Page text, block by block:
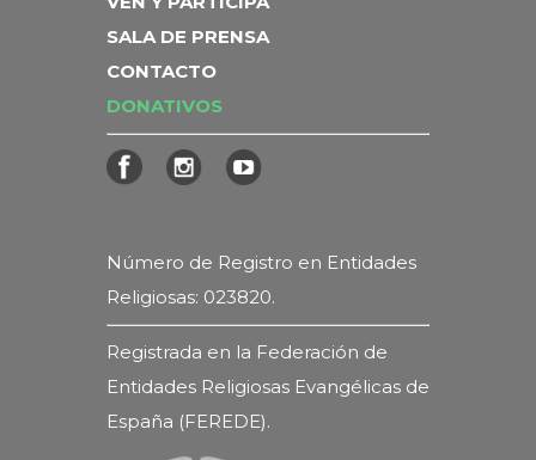
SALA DE PRENSA
CONTACTO
DONATIVOS
Número de Registro en Entidades
Religiosas: 023820.
Registrada en la Federación de
Entidades Religiosas Evangélicas de
España (FEREDE).